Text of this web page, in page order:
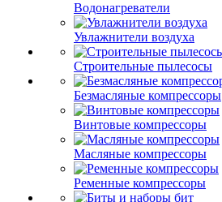
Водонагреватели
Увлажнители воздуха
Строительные пылесосы
Безмасляные компрессоры
Винтовые компрессоры
Масляные компрессоры
Ременные компрессоры